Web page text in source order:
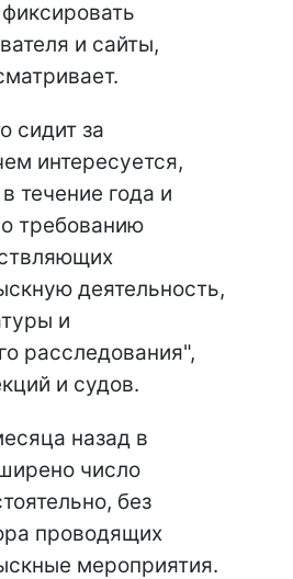
и сайты,
сидит за
интересуется,
течение года и
требованию
деятельность,
и
расследования",
и судов.
назад в
число
без
проводящих
мероприятия.